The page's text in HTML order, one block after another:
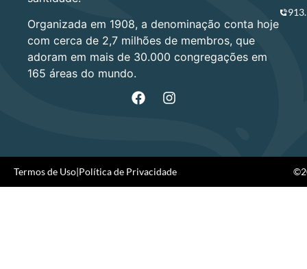
Organizada em 1908, a denominação conta hoje
com cerca de 2,7 milhões de membros, que
adoram em mais de 30.000 congregações em
165 áreas do mundo.
Termos de Uso|Política de Privacidade